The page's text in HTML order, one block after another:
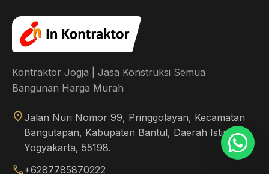
Kontraktor Jogja | Jasa Konstruksi Semua
Bangunan Harga Murah
location_onJalan Nuri Nomor 99, Pringgolayan, Kecamatan
Bangutapan, Kabupaten Bantul, Daerah Istimewa
Yogyakarta, 55198.
call+6287785870222